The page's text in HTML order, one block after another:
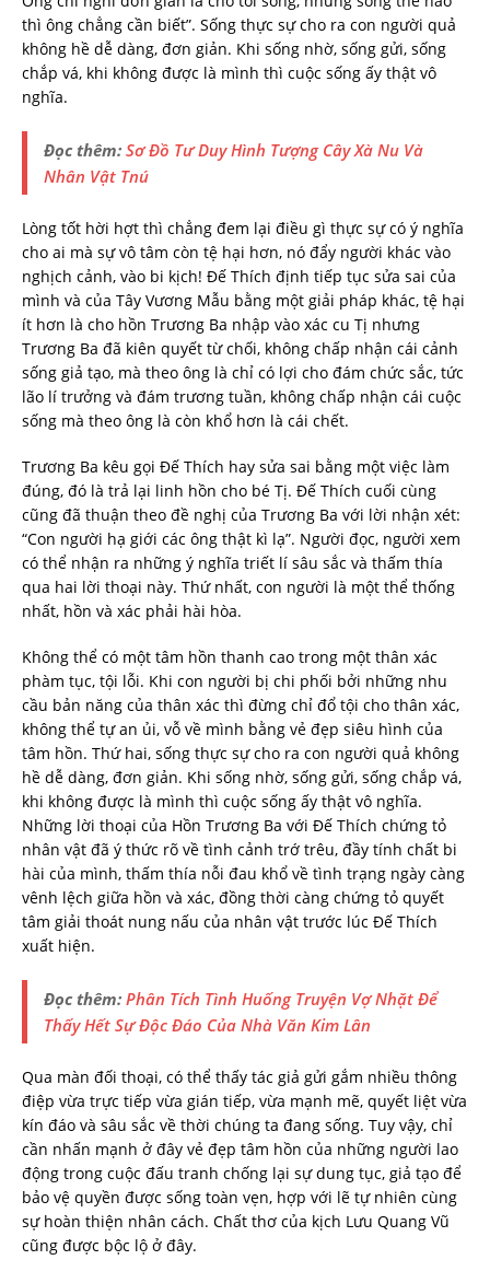
thì ông chẳng cần biết”. Sống thực sự cho ra con người quả
không hề dễ dàng, đơn giản. Khi sống nhờ, sống gửi, sống
chắp vá, khi không được là mình thì cuộc sống ấy thật vô
nghĩa.
Đọc thêm: Sơ Đồ Tư Duy Hình Tượng Cây Xà Nu Và
Nhân Vật Tnú
Lòng tốt hời hợt thì chẳng đem lại điều gì thực sự có ý nghĩa
cho ai mà sự vô tâm còn tệ hại hơn, nó đẩy người khác vào
nghịch cảnh, vào bi kịch! Đế Thích định tiếp tục sửa sai của
mình và của Tây Vương Mẫu bằng một giải pháp khác, tệ hại
ít hơn là cho hồn Trương Ba nhập vào xác cu Tị nhưng
Trương Ba đã kiên quyết từ chối, không chấp nhận cái cảnh
sống giả tạo, mà theo ông là chỉ có lợi cho đám chức sắc, tức
lão lí trưởng và đám trương tuần, không chấp nhận cái cuộc
sống mà theo ông là còn khổ hơn là cái chết.
Trương Ba kêu gọi Đế Thích hay sửa sai bằng một việc làm
đúng, đó là trả lại linh hồn cho bé Tị. Đế Thích cuối cùng
cũng đã thuận theo đề nghị của Trương Ba với lời nhận xét:
“Con người hạ giới các ông thật kì lạ”. Người đọc, người xem
có thể nhận ra những ý nghĩa triết lí sâu sắc và thấm thía
qua hai lời thoại này. Thứ nhất, con người là một thể thống
nhất, hồn và xác phải hài hòa.
Không thể có một tâm hồn thanh cao trong một thân xác
phàm tục, tội lỗi. Khi con người bị chi phối bởi những nhu
cầu bản năng của thân xác thì đừng chỉ đổ tội cho thân xác,
không thể tự an ủi, vỗ về mình bằng vẻ đẹp siêu hình của
tâm hồn. Thứ hai, sống thực sự cho ra con người quả không
hề dễ dàng, đơn giản. Khi sống nhờ, sống gửi, sống chắp vá,
khi không được là mình thì cuộc sống ấy thật vô nghĩa.
Những lời thoại của Hồn Trương Ba với Đế Thích chứng tỏ
nhân vật đã ý thức rõ về tình cảnh trớ trêu, đầy tính chất bi
hài của mình, thấm thía nỗi đau khổ về tình trạng ngày càng
vênh lệch giữa hồn và xác, đồng thời càng chứng tỏ quyết
tâm giải thoát nung nấu của nhân vật trước lúc Đế Thích
xuất hiện.
Đọc thêm: Phân Tích Tình Huống Truyện Vợ Nhặt Để
Thấy Hết Sự Độc Đáo Của Nhà Văn Kim Lân
Qua màn đối thoại, có thể thấy tác giả gửi gắm nhiều thông
điệp vừa trực tiếp vừa gián tiếp, vừa mạnh mẽ, quyết liệt vừa
kín đáo và sâu sắc về thời chúng ta đang sống. Tuy vậy, chỉ
cần nhấn mạnh ở đây vẻ đẹp tâm hồn của những người lao
động trong cuộc đấu tranh chống lại sự dung tục, giả tạo để
bảo vệ quyền được sống toàn vẹn, hợp với lẽ tự nhiên cùng
sự hoàn thiện nhân cách. Chất thơ của kịch Lưu Quang Vũ
cũng được bộc lộ ở đây.